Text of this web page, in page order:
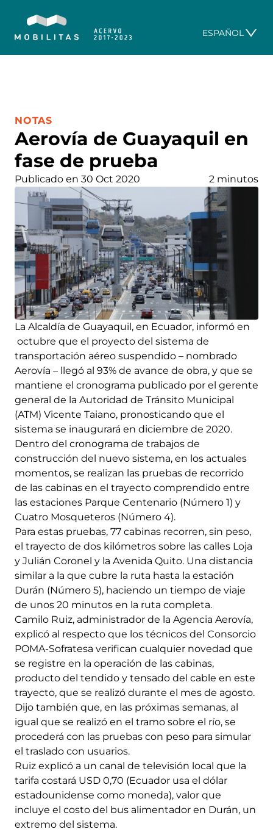
ESPAÑOL
Aerovía de Guayaquil en
fase de prueba
CATEGORÍA:
NOTAS
Publicado en 30 Oct 2020 2 minutos
La Alcaldía de Guayaquil, en Ecuador, informó en
octubre que el proyecto del sistema de
transportación aéreo suspendido – nombrado
Aerovía – llegó al 93% de avance de obra, y que se
mantiene el cronograma publicado por el gerente
general de la Autoridad de Tránsito Municipal
(ATM) Vicente Taiano, pronosticando que el
sistema se inaugurará en diciembre de 2020.
Dentro del cronograma de trabajos de
construcción del nuevo sistema, en los actuales
momentos, se realizan las pruebas de recorrido
de las cabinas en el trayecto comprendido entre
las estaciones Parque Centenario (Número 1) y
Cuatro Mosqueteros (Número 4).
Para estas pruebas, 77 cabinas recorren, sin peso,
el trayecto de dos kilómetros sobre las calles Loja
y Julián Coronel y la Avenida Quito. Una distancia
similar a la que cubre la ruta hasta la estación
Durán (Número 5), haciendo un tiempo de viaje
de unos 20 minutos en la ruta completa.
Camilo Ruiz, administrador de la Agencia Aerovía,
explicó al respecto que los técnicos del Consorcio
POMA-Sofratesa verifican cualquier novedad que
se registre en la operación de las cabinas,
producto del tendido y tensado del cable en este
trayecto, que se realizó durante el mes de agosto.
Dijo también que, en las próximas semanas, al
igual que se realizó en el tramo sobre el río, se
procederá con las pruebas con peso para simular
el traslado con usuarios.
Ruiz explicó a un canal de televisión local que la
tarifa costará USD 0,70 (Ecuador usa el dólar
estadounidense como moneda), valor que
incluye el costo del bus alimentador en Durán, un
extremo del sistema.